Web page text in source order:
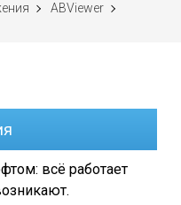
ABViewer
всё работает